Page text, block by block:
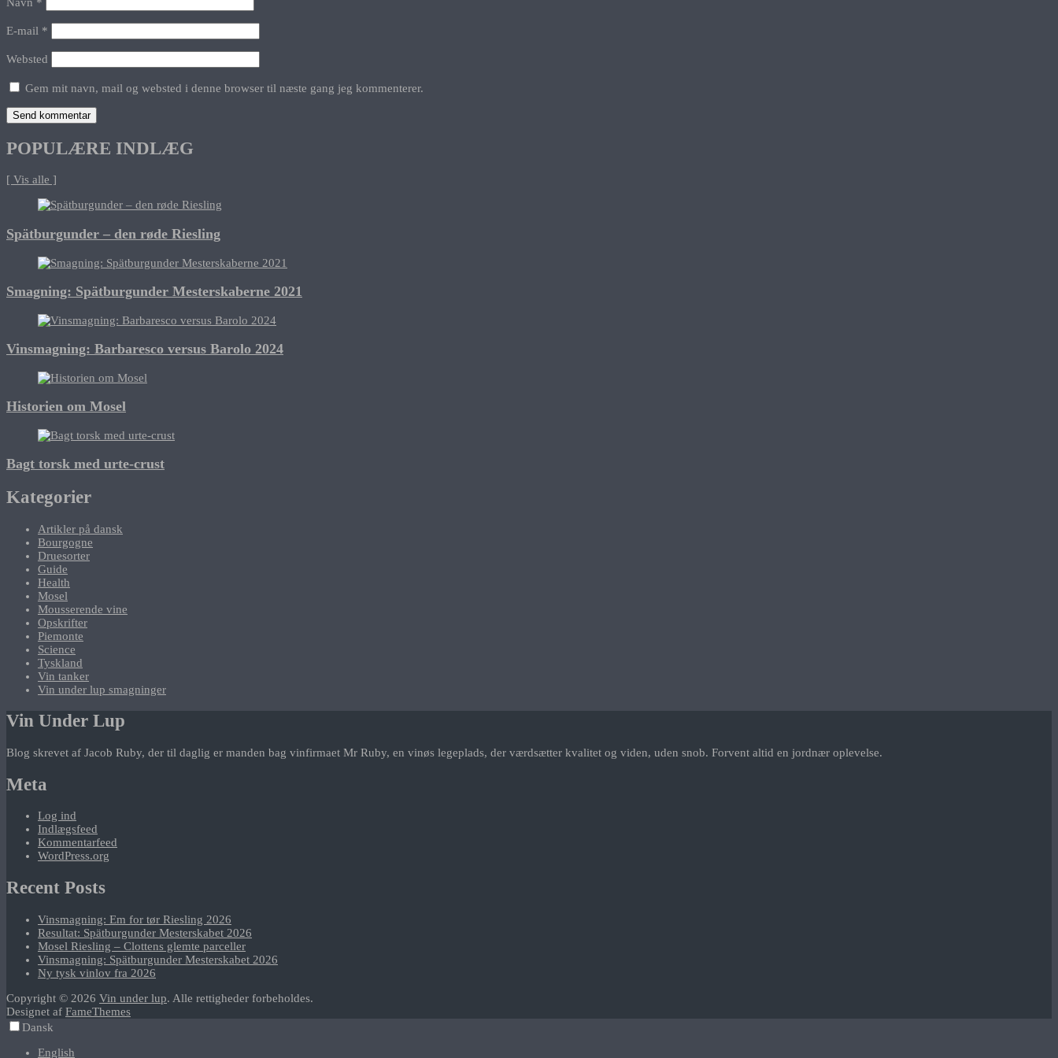
E-mail *
Websted
Gem mit navn, mail og websted i denne browser til næste gang jeg kommenterer.
POPULÆRE INDLÆG
[ Vis alle ]
Spätburgunder – den røde Riesling
Smagning: Spätburgunder Mesterskaberne 2021
Vinsmagning: Barbaresco versus Barolo 2024
Historien om Mosel
Bagt torsk med urte-crust
Kategorier
Artikler på dansk
Bourgogne
Druesorter
Guide
Health
Mosel
Mousserende vine
Opskrifter
Piemonte
Science
Tyskland
Vin tanker
Vin under lup smagninger
Vin Under Lup
Blog skrevet af Jacob Ruby, der til daglig er manden bag vinfirmaet Mr Ruby, en vinøs legeplads, der værdsætter kvalitet og viden, uden snob. Forvent altid en jordnær oplevelse.
Meta
Log ind
Indlægsfeed
Kommentarfeed
WordPress.org
Recent Posts
Vinsmagning: Em for tør Riesling 2026
Resultat: Spätburgunder Mesterskabet 2026
Mosel Riesling – Clottens glemte parceller
Vinsmagning: Spätburgunder Mesterskabet 2026
Ny tysk vinlov fra 2026
Copyright © 2026 Vin under lup. Alle rettigheder forbeholdes.
Designet af FameThemes
Dansk
English